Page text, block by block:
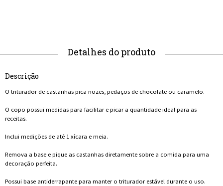
Descrição
O triturador de castanhas pica nozes, pedaços de chocolate ou caramelo.
O copo possui medidas para facilitar e picar a quantidade ideal para as
receitas.
Inclui medições de até 1 xícara e meia.
Remova a base e pique as castanhas diretamente sobre a comida para uma
decoração perfeita.
Possui base antiderrapante para manter o triturador estável durante o uso.